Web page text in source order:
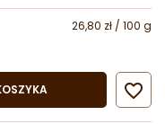
26,80 zł / 100 g
